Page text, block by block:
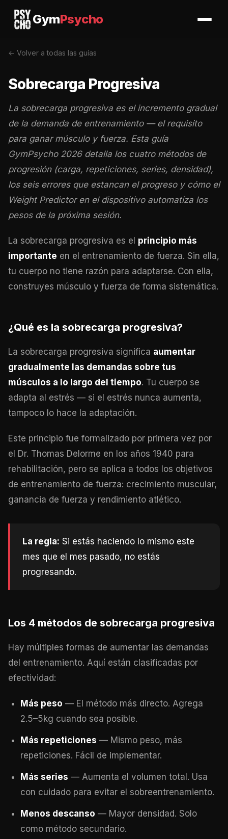
GymPsycho
← Volver a todas las guías
Sobrecarga Progresiva
La sobrecarga progresiva es el incremento gradual
de la demanda de entrenamiento — el requisito
para ganar músculo y fuerza. Esta guía
GymPsycho 2026 detalla los cuatro métodos de
progresión (carga, repeticiones, series, densidad),
los seis errores que estancan el progreso y cómo el
Weight Predictor en el dispositivo automatiza los
pesos de la próxima sesión.
La sobrecarga progresiva es el principio más
importante en el entrenamiento de fuerza. Sin ella,
tu cuerpo no tiene razón para adaptarse. Con ella,
construyes músculo y fuerza de forma sistemática.
¿Qué es la sobrecarga progresiva?
La sobrecarga progresiva significa aumentar
gradualmente las demandas sobre tus
músculos a lo largo del tiempo. Tu cuerpo se
adapta al estrés — si el estrés nunca aumenta,
tampoco lo hace la adaptación.
Este principio fue formalizado por primera vez por
el Dr. Thomas Delorme en los años 1940 para
rehabilitación, pero se aplica a todos los objetivos
de entrenamiento de fuerza: crecimiento muscular,
ganancia de fuerza y rendimiento atlético.
La regla: Si estás haciendo lo mismo este
mes que el mes pasado, no estás
progresando.
Los 4 métodos de sobrecarga progresiva
Hay múltiples formas de aumentar las demandas
del entrenamiento. Aquí están clasificadas por
efectividad:
Más peso — El método más directo. Agrega
2.5–5kg cuando sea posible.
Más repeticiones — Mismo peso, más
repeticiones. Fácil de implementar.
Más series — Aumenta el volumen total. Usa
con cuidado para evitar el sobreentrenamiento.
Menos descanso — Mayor densidad. Solo
como método secundario.